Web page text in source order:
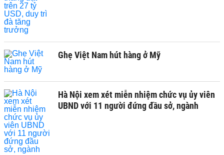
Ghẹ Việt Nam hút hàng ở Mỹ
Hà Nội xem xét miễn nhiệm chức vụ ủy viên
UBND với 11 người đứng đầu sở, ngành